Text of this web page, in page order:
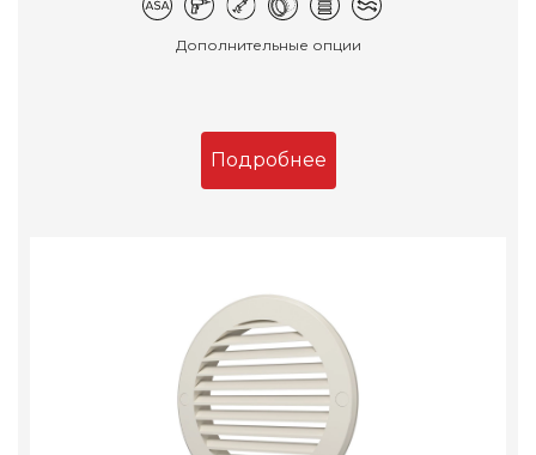
Дополнительные опции
Подробнее